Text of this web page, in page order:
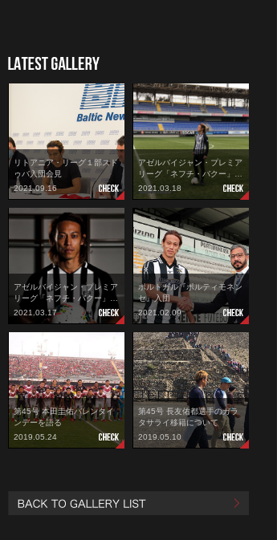
リトアニア・リーグ１部スド
ゥバ入団会見
2021.09.16
アゼルバイジャン・プレミア
リーグ「ネフチ・バクー」…
2021.03.18
アゼルバイジャン・プレミア
リーグ「ネフチ・バクー」…
2021.03.17
ポルトガル『ポルティモネン
セ』入団
2021.02.09
第45号 本田圭佑バレンタイ
ンデーを語る
2019.05.24
第45号 長友佑都選手のガラ
タサライ移籍について
2019.05.10